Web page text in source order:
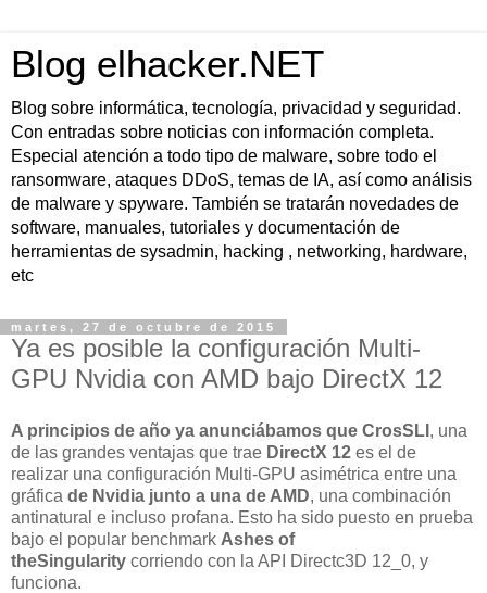
Blog elhacker.NET
Blog sobre informática, tecnología, privacidad y seguridad.
Con entradas sobre noticias con información completa.
Especial atención a todo tipo de malware, sobre todo el
ransomware, ataques DDoS, temas de IA, así como análisis
de malware y spyware. También se tratarán novedades de
software, manuales, tutoriales y documentación de
herramientas de sysadmin, hacking , networking, hardware,
etc
martes, 27 de octubre de 2015
Ya es posible la configuración Multi-
GPU Nvidia con AMD bajo DirectX 12
A principios de año ya anunciábamos que CrosSLI , una
de las grandes ventajas que trae DirectX 12 es el de
realizar una configuración Multi-GPU asimétrica entre una
gráfica de Nvidia junto a una de AMD, una combinación
antinatural e incluso profana. Esto ha sido puesto en prueba
bajo el popular benchmark Ashes of
theSingularity corriendo con la API Directc3D 12_0, y
funciona.